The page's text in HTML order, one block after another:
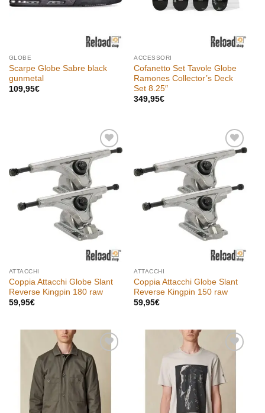
GLOBE
Scarpe Globe Sabre black
gunmetal
109,95€
ACCESSORI
Cofanetto Set Tavole Globe
Ramones Collector’s Deck
Set 8.25″
349,95€
Aggiungi
alla lista
desideri
ATTACCHI
Coppia Attacchi Globe Slant
Reverse Kingpin 180 raw
59,95€
Aggiungi
alla lista
desideri
ATTACCHI
Coppia Attacchi Globe Slant
Reverse Kingpin 150 raw
59,95€
Aggiungi
alla lista
dei
desideri
Aggiungi
alla lista
dei
desideri